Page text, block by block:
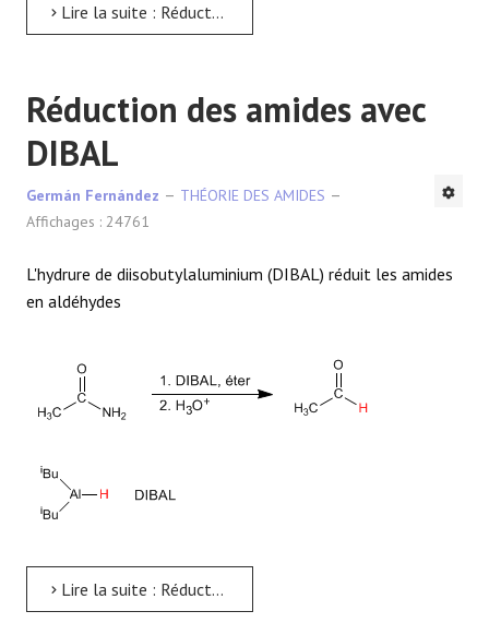
Lire la suite : Réduction des amides en amines
Réduction des amides avec
DIBAL
Germán Fernández
THÉORIE DES AMIDES
Affichages : 24761
L'hydrure de diisobutylaluminium (DIBAL) réduit les amides
en aldéhydes
Lire la suite : Réduction des amides avec DIBAL